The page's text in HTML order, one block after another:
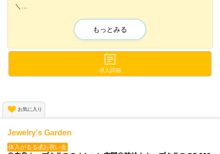
＼
💖働きやすさNo. 1のガールズバー💖
キャスト・店長・幹部候補を同時募集中🌟
店長・幹部候補は男女問いません💡
将来自分のお店を持ちたいという方も💕
自分の好きな服装で働けます💕
もっとみる
求人詳細
お気に入り
Jewelry's Garden
体入がるる💰お祝い金